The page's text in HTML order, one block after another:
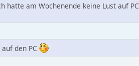
hatte am Wochenende keine Lust auf PC
den PC